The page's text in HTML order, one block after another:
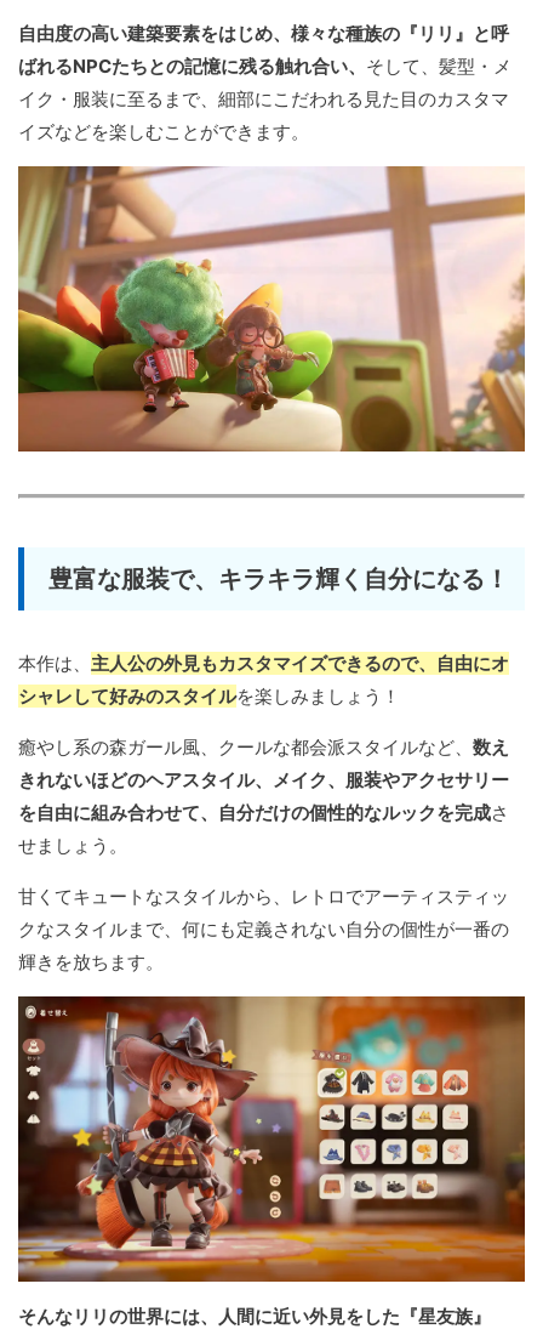
自由度の高い建築要素をはじめ、様々な種族の『リリ』と呼
ばれるNPCたちとの記憶に残る触れ合い、 そして、髪型・メ
イク・服装に至るまで、細部にこだわれる見た目のカスタマ
イズなどを楽しむことができます。
豊富な服装で、キラキラ輝く自分になる！
本作は、 主人公の外見もカスタマイズできるので、自由にオ
シャレして好みのスタイルを楽しみましょう！
癒やし系の森ガール風、クールな都会派スタイルなど、 数え
きれないほどのヘアスタイル、メイク、服装やアクセサリー
を自由に組み合わせて、自分だけの個性的なルックを完成さ
せましょう。
甘くてキュートなスタイルから、レトロでアーティスティッ
クなスタイルまで、何にも定義されない自分の個性が一番の
輝きを放ちます。
そんなリリの世界には、人間に近い外見をした『星友族』